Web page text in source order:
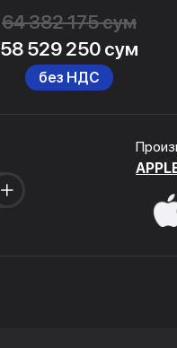
64 382 175 сум
58 529 250 сум
без НДС